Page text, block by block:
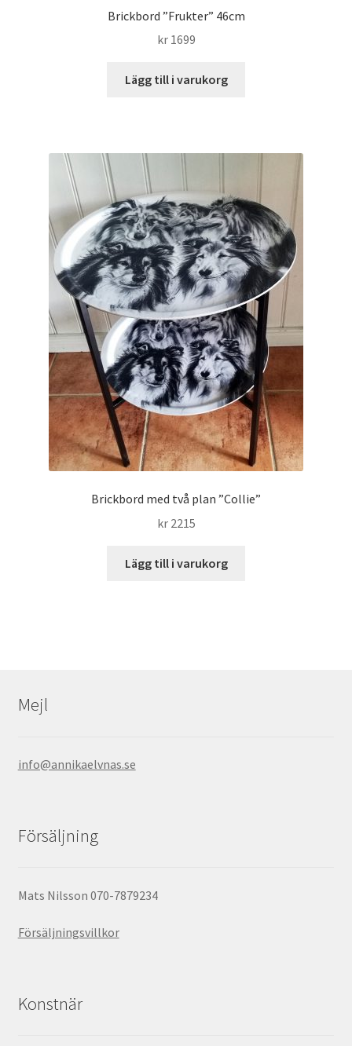
Brickbord ”Frukter” 46cm
kr1699
Lägg till i varukorg
Brickbord med två plan ”Collie”
kr2215
Lägg till i varukorg
Mejl
info@annikaelvnas.se
Försäljning
Mats Nilsson 070-7879234
Försäljningsvillkor
Konstnär